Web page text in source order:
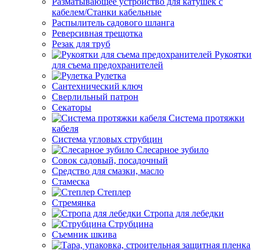
кабелем/Станки кабельные
Распылитель садового шланга
Реверсивная трещотка
Резак для труб
Рукоятки
для съема предохранителей
Рулетка
Сантехнический ключ
Сверлильный патрон
Секаторы
Система протяжки
кабеля
Система угловых струбцин
Слесарное зубило
Совок садовый, посадочный
Средство для смазки, масло
Стамеска
Степлер
Стремянка
Стропа для лебедки
Струбцина
Съемник шкива